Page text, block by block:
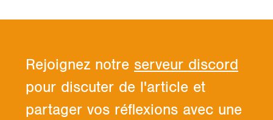
Rejoignez notre serveur discord
pour discuter de l'article et
partager vos réflexions avec une